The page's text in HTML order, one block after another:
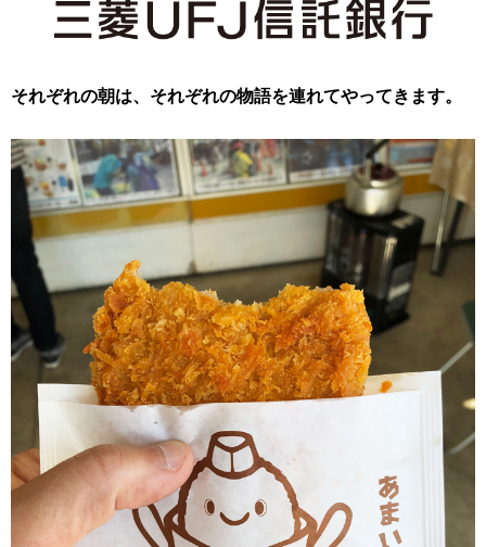
それぞれの朝は、それぞれの物語を連れてやってきます。